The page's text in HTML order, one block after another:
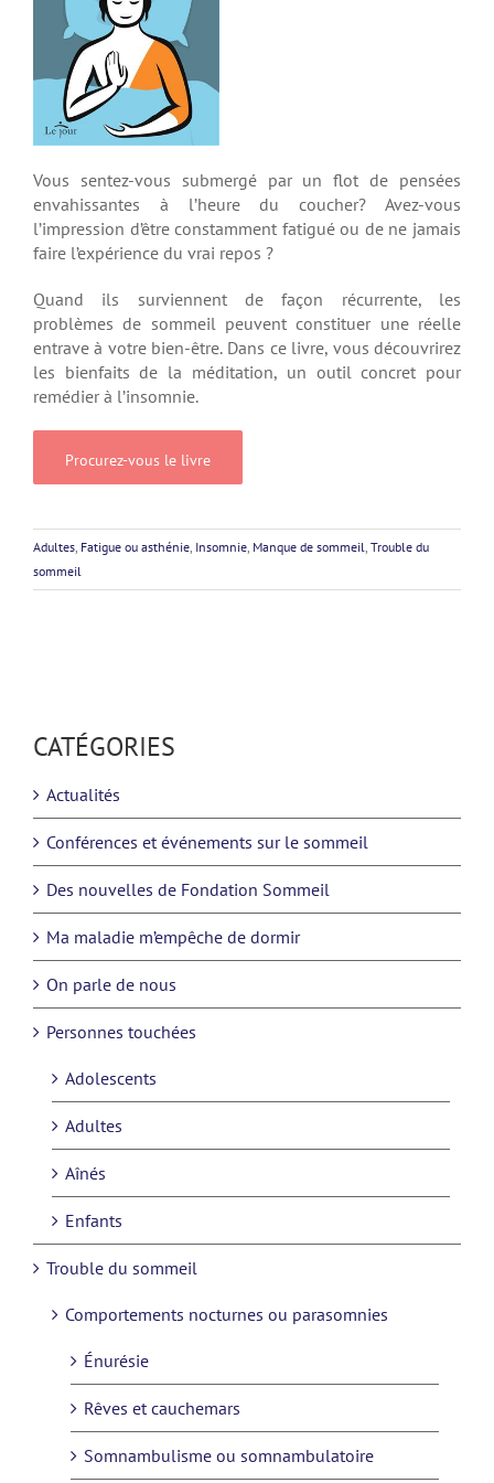
Vous sentez-vous submergé par un flot de pensées
envahissantes à l’heure du coucher? Avez-vous
l’impression d’être constamment fatigué ou de ne jamais
faire l’expérience du vrai repos ?
Quand ils surviennent de façon récurrente, les
problèmes de sommeil peuvent constituer une réelle
entrave à votre bien-être. Dans ce livre, vous découvrirez
les bienfaits de la méditation, un outil concret pour
remédier à l’insomnie.
Procurez-vous le livre
Adultes, Fatigue ou asthénie, Insomnie, Manque de sommeil, Trouble du
sommeil
CATÉGORIES
Actualités
Conférences et événements sur le sommeil
Des nouvelles de Fondation Sommeil
Ma maladie m’empêche de dormir
On parle de nous
Personnes touchées
Adolescents
Adultes
Aînés
Enfants
Trouble du sommeil
Comportements nocturnes ou parasomnies
Énurésie
Rêves et cauchemars
Somnambulisme ou somnambulatoire